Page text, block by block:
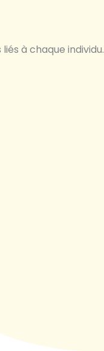
à chaque individu.